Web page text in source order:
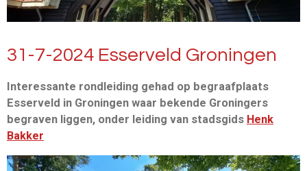
31-7-2024 Esserveld Groningen
Interessante rondleiding gehad op begraafplaats
Esserveld in Groningen waar bekende Groningers
begraven liggen, onder leiding van stadsgids Henk
Bakker